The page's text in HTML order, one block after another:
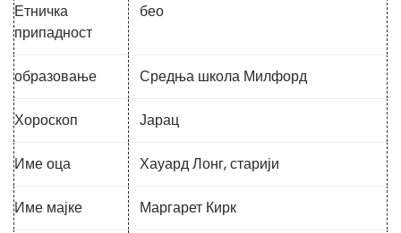
Етничка
припадност
бео
образовање Средња школа Милфорд
Хороскоп Јарац
Име оца Хауард Лонг, старији
Име мајке Маргарет Кирк